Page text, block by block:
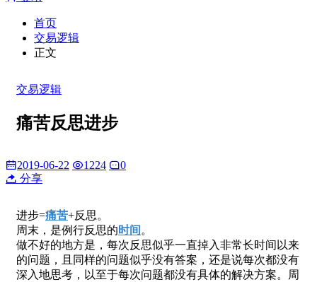
首页
交易逻辑
正文
交易逻辑
痛苦反思进步
2019-06-22 1224
0
分享
进步=痛苦+反思。
周末，是例行反思的 时间 。
做不好的地方是，每次反思似乎一直掉入非常长时间以来
的问题，且同样的问题似乎没有答案，还是说每次都没有
深入地思考，以至于每次问题都没有具体的解决方案。周